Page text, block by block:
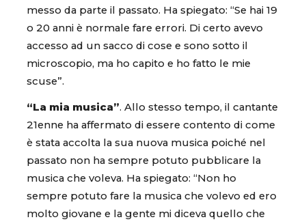
messo da parte il passato. Ha spiegato: “Se hai 19
o 20 anni è normale fare errori. Di certo avevo
accesso ad un sacco di cose e sono sotto il
microscopio, ma ho capito e ho fatto le mie
scuse”.
“La mia musica”. Allo stesso tempo, il cantante
21enne ha affermato di essere contento di come
è stata accolta la sua nuova musica poiché nel
passato non ha sempre potuto pubblicare la
musica che voleva. Ha spiegato: “Non ho
sempre potuto fare la musica che volevo ed ero
molto giovane e la gente mi diceva quello che